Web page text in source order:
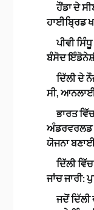
ਹੌਂਡਾ ਦੇ
ਹਾਈਬ੍ਰਿਡ
ਪੀਵੀ
ਬੰਸੋਦ
ਦਿੱਲੀ ਦੇ
ਸੀ,
ਭਾਰਤ
ਅੰਡਰਵਰਲਡ
ਯੋਜਨਾ
ਦਿੱਲੀ
ਜਾਂਚ ਜਾਰੀ:
ਜਦੋਂ ਦਿੱਲੀ